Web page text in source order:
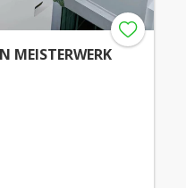
MEISTERWERK